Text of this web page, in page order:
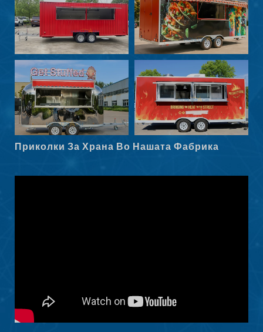
Приколки За Храна Во Нашата Фабрика
Italiano
Português
Slovenščina
Latviešu valoda
Dansk
Hrvatski
Српски језик
Norsk nynorsk
Maori
Eesti